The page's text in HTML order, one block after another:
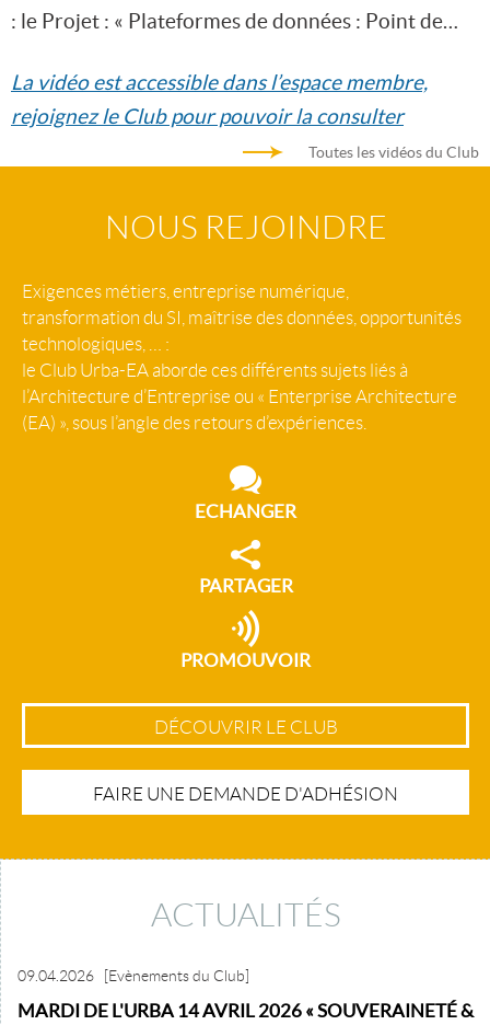
: le Projet : « Plateformes de données : Point de…
La vidéo est accessible dans l’espace membre,
rejoignez le Club pour pouvoir la consulter
Toutes les vidéos du Club
NOUS REJOINDRE
Exigences métiers, entreprise numérique,
transformation du SI, maîtrise des données, opportunités
technologiques, … :
le Club Urba-EA aborde ces différents sujets liés à
l’Architecture d’Entreprise ou « Enterprise Architecture
(EA) », sous l’angle des retours d’expériences.
ECHANGER
PARTAGER
PROMOUVOIR
DÉCOUVRIR LE CLUB
FAIRE UNE DEMANDE D'ADHÉSION
ACTUALITÉS
09.04.2026 [Evènements du Club]
MARDI DE L'URBA 14 AVRIL 2026 « SOUVERAINETÉ &